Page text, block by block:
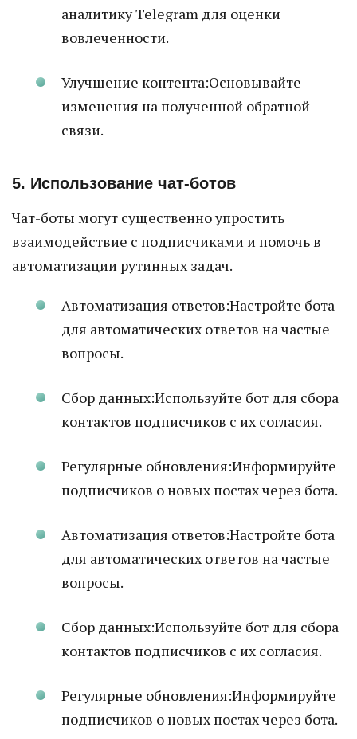
аналитику Telegram для оценки
вовлеченности.
Улучшение контента:Основывайте
изменения на полученной обратной
связи.
5. Использование чат-ботов
Чат-боты могут существенно упростить
взаимодействие с подписчиками и помочь в
автоматизации рутинных задач.
Автоматизация ответов:Настройте бота
для автоматических ответов на частые
вопросы.
Сбор данных:Используйте бот для сбора
контактов подписчиков с их согласия.
Регулярные обновления:Информируйте
подписчиков о новых постах через бота.
Автоматизация ответов:Настройте бота
для автоматических ответов на частые
вопросы.
Сбор данных:Используйте бот для сбора
контактов подписчиков с их согласия.
Регулярные обновления:Информируйте
подписчиков о новых постах через бота.